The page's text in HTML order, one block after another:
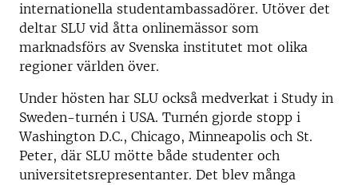
internationella studentambassadörer. Utöver det
deltar SLU vid åtta onlinemässor som
marknadsförs av Svenska institutet mot olika
regioner världen över.
Under hösten har SLU också medverkat i Study in
Sweden-turnén i USA. Turnén gjorde stopp i
Washington D.C., Chicago, Minneapolis och St.
Peter, där SLU mötte både studenter och
universitetsrepresentanter. Det blev många